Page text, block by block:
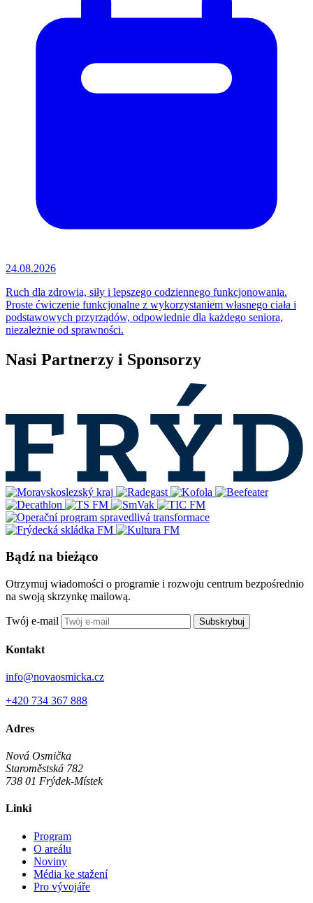
24.08.2026
Ruch dla zdrowia, siły i lepszego codziennego funkcjonowania.
Proste ćwiczenie funkcjonalne z wykorzystaniem własnego ciała i
podstawowych przyrządów, odpowiednie dla każdego seniora,
niezależnie od sprawności.
Nasi Partnerzy i Sponsorzy
Bądź na bieżąco
Otrzymuj wiadomości o programie i rozwoju centrum bezpośrednio
na swoją skrzynkę mailową.
Twój e-mail Subskrybuj
Kontakt
info@novaosmicka.cz
+420 734 367 888
Adres
Nová Osmička
Staroměstská 782
738 01 Frýdek-Místek
Linki
Program
O areálu
Noviny
Média ke stažení
Pro vývojáře